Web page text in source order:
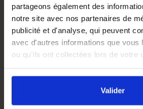
partageons également des
notre site avec nos partenaires de
publicité et d'analyse, qui peuvent
avec d'autres informations que vous
ou qu'ils ont collectées lors de votre
En cliquant sur le boutonValider
l'ensemble des cookies de notre site
nos partenaires. Vous pouvez
Valider
permettra à vos abeilles de travailler
conditions.
Il s'adapte sur uneruche dadant 12
dont les dimensions vont jusqu'à 500
Type Tôle